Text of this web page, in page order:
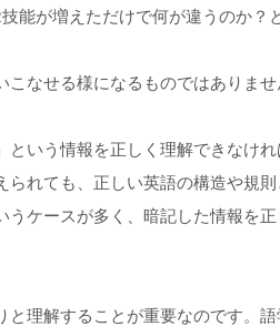
能が増えただけで何が違うのか？
なせる様になるものではありませ
という情報を正しく理解できなけれ
られても、正しい英語の構造や規
うケースが多く、暗記した情報を
と理解することが重要なのです。